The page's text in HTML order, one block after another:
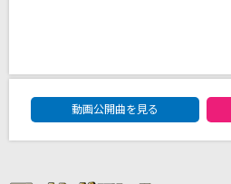
クスシキ
DAM★ともボーカルエン
動画公開曲を見る